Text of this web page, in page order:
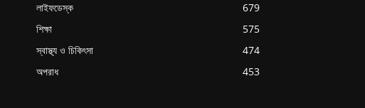
লাইফডেস্ক
679
শিক্ষা
575
স্বাস্থ্য ও চিকিৎসা
474
অপরাধ
453